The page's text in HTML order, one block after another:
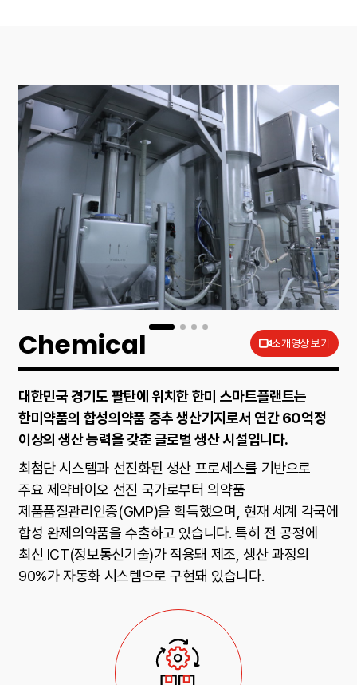
Chemical 소개영상 보기
대한민국 경기도 팔탄에 위치한 한미 스마트플랜트는
한미약품의 합성의약품 중추 생산기지로서 연간 60억정
이상의 생산 능력을 갖춘 글로벌 생산 시설입니다.
최첨단 시스템과 선진화된 생산 프로세스를 기반으로
주요 제약바이오 선진 국가로부터 의약품
제품품질관리인증(GMP)을 획득했으며, 현재 세계 각국에
합성 완제의약품을 수출하고 있습니다. 특히 전 공정에
최신 ICT(정보통신기술)가 적용돼 제조, 생산 과정의
90%가 자동화 시스템으로 구현돼 있습니다.